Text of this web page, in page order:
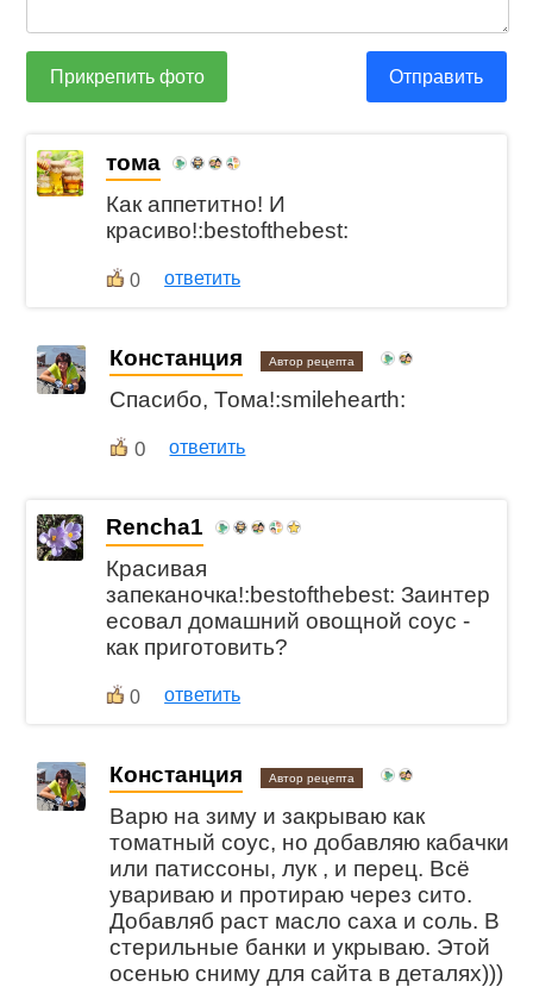
Прикрепить фото Отправить
тома
Как аппетитно! И
красиво!:bestofthebest:
0 ответить
Констанция Автор рецепта
Спасибо, Тома!:smilehearth:
0 ответить
Rencha1
Красивая
запеканочка!:bestofthebest: Заинтер
есовал домашний овощной соус -
как приготовить?
0 ответить
Констанция Автор рецепта
Варю на зиму и закрываю как
томатный соус, но добавляю кабачки
или патиссоны, лук , и перец. Всё
увариваю и протираю через сито.
Добавляб раст масло саха и соль. В
стерильные банки и укрываю. Этой
осенью сниму для сайта в деталях)))